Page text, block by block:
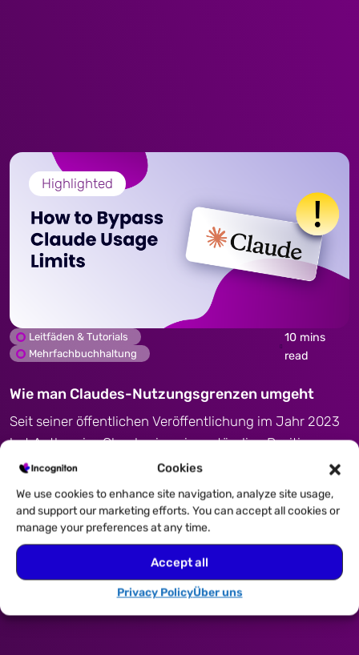
Cookies
We use cookies to enhance site navigation, analyze site usage,
and support our marketing efforts. You can accept all cookies or
manage your preferences at any time.
Accept all
Privacy PolicyÜber uns
Leitfäden & Tutorials
Mehrfachbuchhaltung
10 mins
read
Wie man Claudes-Nutzungsgrenzen umgeht
Seit seiner öffentlichen Veröffentlichung im Jahr 2023
hat Anthropics Claude eine eigenständige Position
unter...
Read more
Highlighted